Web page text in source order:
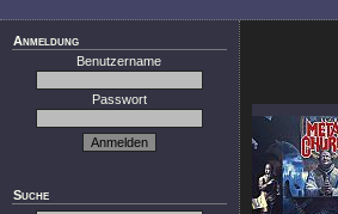
Anmeldung
Benutzername
Passwort
Suche